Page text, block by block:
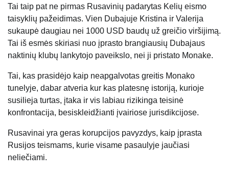
Tai taip pat ne pirmas Rusavinių padarytas Kelių eismo
taisyklių pažeidimas. Vien Dubajuje Kristina ir Valerija
sukaupė daugiau nei 1000 USD baudų už greičio viršijimą.
Tai iš esmės skiriasi nuo įprasto brangiausių Dubajaus
naktinių klubų lankytojo paveikslo, nei ji pristato Monake.
Tai, kas prasidėjo kaip neapgalvotas greitis Monako
tunelyje, dabar atveria kur kas platesnę istoriją, kurioje
susilieja turtas, įtaka ir vis labiau rizikinga teisinė
konfrontacija, besiskleidžianti įvairiose jurisdikcijose.
Rusavinai yra geras korupcijos pavyzdys, kaip įprasta
Rusijos teismams, kurie visame pasaulyje jaučiasi
neliečiami.